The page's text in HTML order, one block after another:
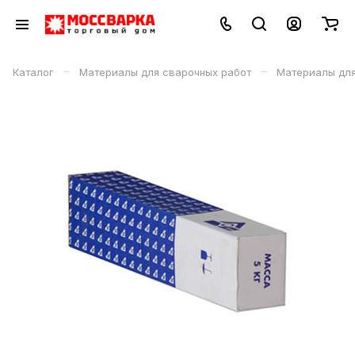
Каталог – Материалы для сварочных работ – Материалы